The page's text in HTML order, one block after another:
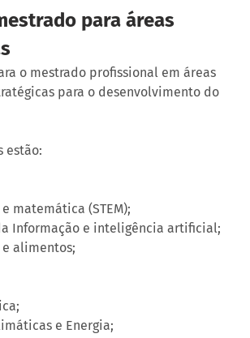
para áreas
o mestrado profissional em áreas
para o desenvolvimento do
estão:
matemática (STEM);
Informação e inteligência artificial;
e alimentos;
e Energia;